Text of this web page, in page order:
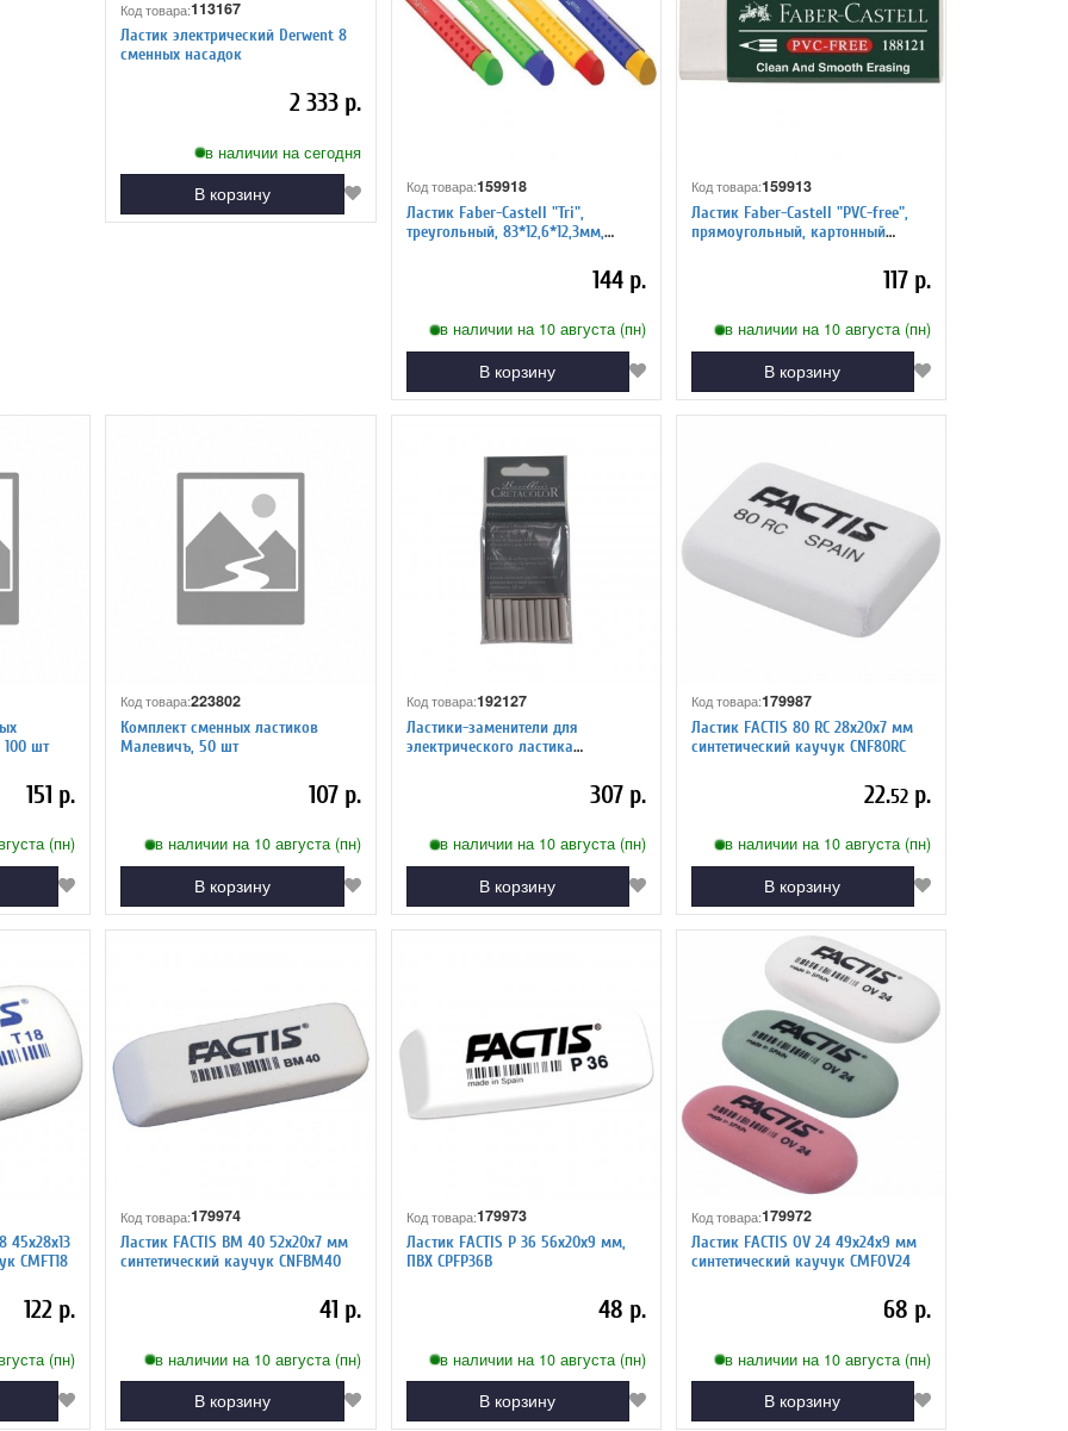
Код товара:113167
Ластик электрический Derwent 8
сменных насадок
2 333 р.
в наличии на сегодня
В корзину Код товара:159918
Ластик Faber-Castell "Tri",
треугольный, 83*12,6*12,3мм,
144 р.
в наличии на 10 августа (пн)
В корзину
Код товара:159913
Ластик Faber-Castell "PVC-free",
прямоугольный, картонный
117 р.
в наличии на 10 августа (пн)
В корзину
шт
151 р.
(пн)
Код товара:223802
Комплект сменных ластиков
Малевичъ, 50 шт
107 р.
в наличии на 10 августа (пн)
В корзину
Код товара:192127
Ластики-заменители для
электрического ластика
307 р.
в наличии на 10 августа (пн)
В корзину
Код товара:179987
Ластик FACTIS 80 RC 28х20х7 мм
синтетический каучук CNF80RC
22.52 р.
в наличии на 10 августа (пн)
В корзину
45х28х13
CMFT18
122 р.
(пн)
Код товара:179974
Ластик FACTIS BM 40 52х20х7 мм
синтетический каучук CNFBM40
41 р.
в наличии на 10 августа (пн)
В корзину
Код товара:179973
Ластик FACTIS P 36 56х20х9 мм,
ПВХ CPFP36B
48 р.
в наличии на 10 августа (пн)
В корзину
Код товара:179972
Ластик FACTIS OV 24 49х24х9 мм
синтетический каучук CMFOV24
68 р.
в наличии на 10 августа (пн)
В корзину